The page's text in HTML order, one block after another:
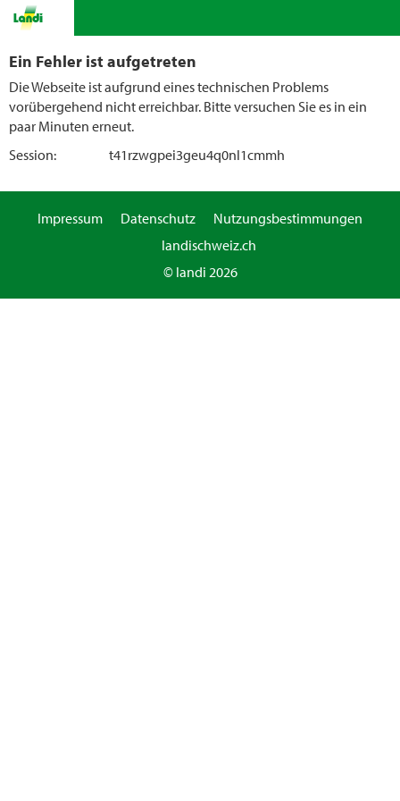
Ein Fehler ist aufgetreten
Die Webseite ist aufgrund eines technischen Problems
vorübergehend nicht erreichbar. Bitte versuchen Sie es in ein
paar Minuten erneut.
Session:
t41rzwgpei3geu4q0nl1cmmh
Impressum Datenschutz
Nutzungsbestimmungen
landischweiz.ch
© landi 2026